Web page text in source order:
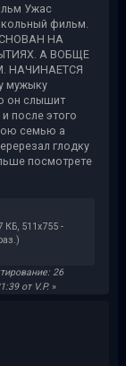
Ужас
фильм.
НА
А ВОБЩЕ
НАЧИНАЕТСЯ
мужыку
он слышит
после этого
семью а
глодку
посмотрете
КБ, 511x755 -
26
от V.P.»